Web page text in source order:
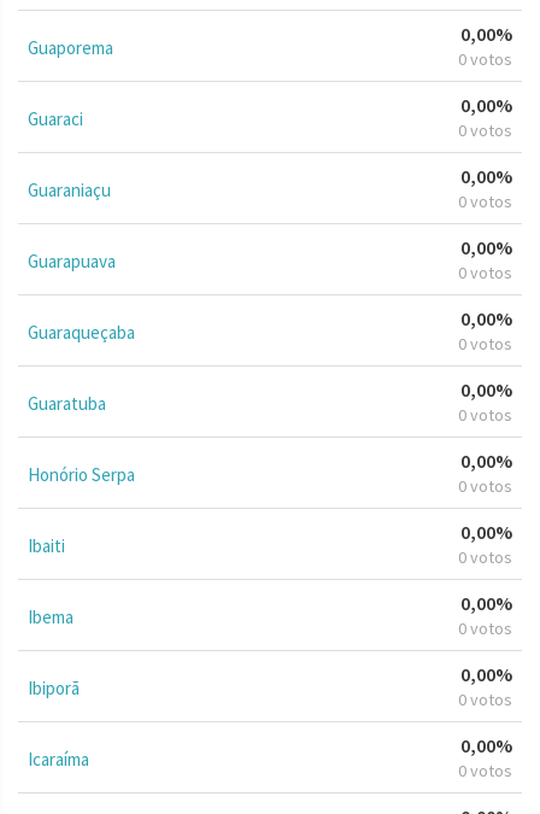
Guaporema
0,00%
0 votos
Guaraci
0,00%
0 votos
Guaraniaçu
0,00%
0 votos
Guarapuava
0,00%
0 votos
Guaraqueçaba
0,00%
0 votos
Guaratuba
0,00%
0 votos
Honório Serpa
0,00%
0 votos
Ibaiti
0,00%
0 votos
Ibema
0,00%
0 votos
Ibiporã
0,00%
0 votos
Icaraíma
0,00%
0 votos